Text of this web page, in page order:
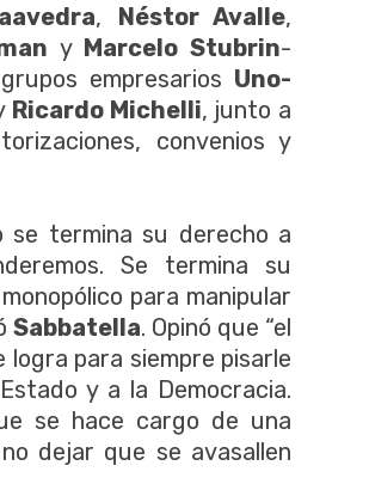
, Néstor Avalle,
y Marcelo Stubrin-
empresarios Uno-
Ricardo Michelli, junto a
convenios y
se termina su derecho a
Se termina su
para manipular
Sabbatella. Opinó que “el
para siempre pisarle
y a la Democracia.
se hace cargo de una
dejar que se avasallen